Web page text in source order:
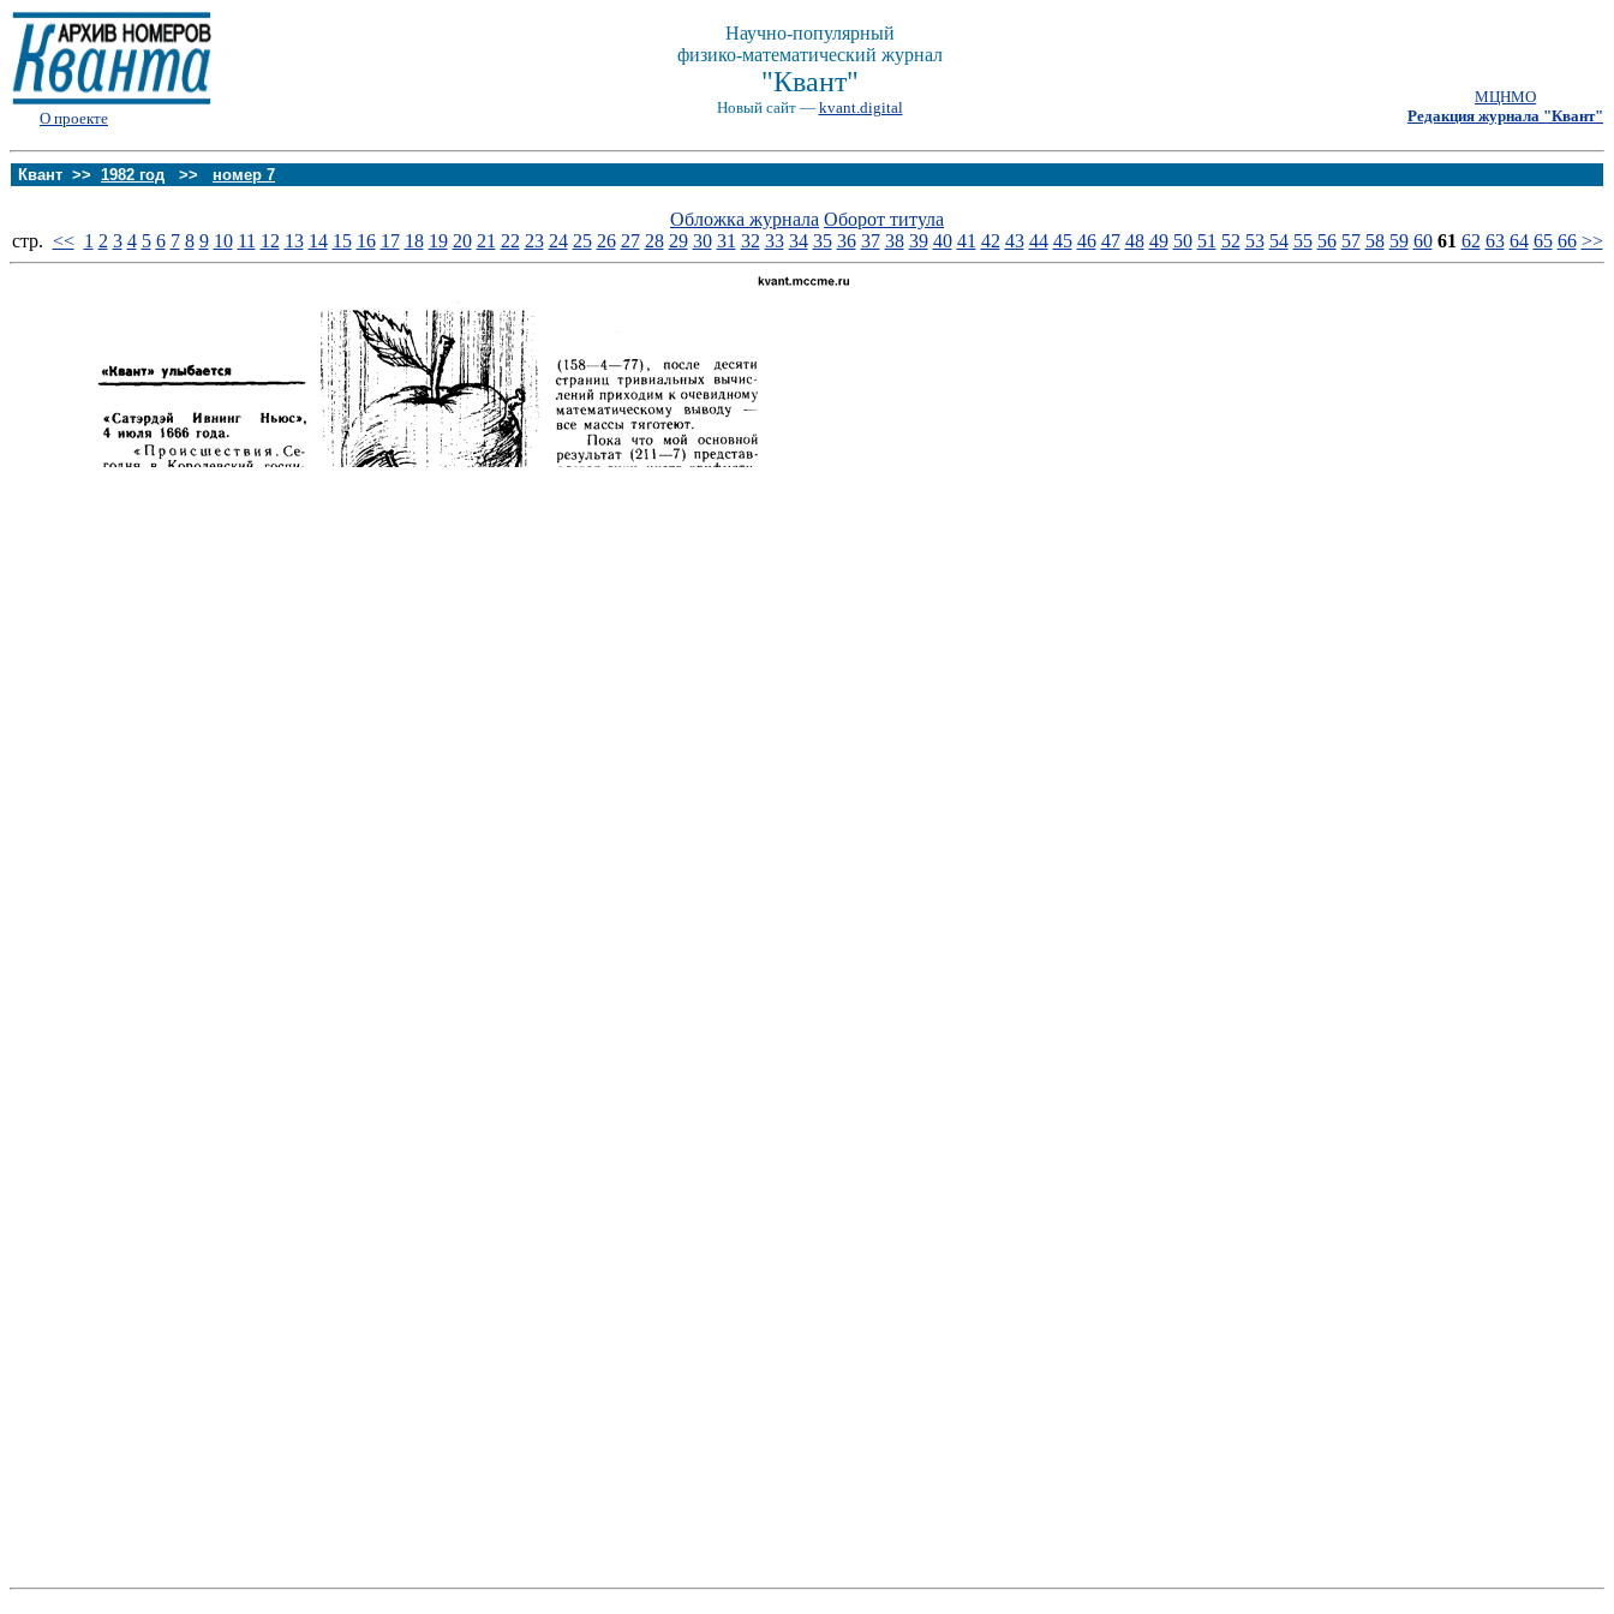
О проекте
Научно-популярный
физико-математический журнал
"Квант"
Новый сайт — kvant.digital
МЦНМО
Редакция журнала "Квант"
Квант >> 1982 год >> номер 7
Обложка журнала Оборот титула
стp. << 1 2 3 4 5 6 7 8 9 10 11 12 13 14 15 16 17 18 19 20 21 22 23 24 25 26 27 28 29 30 31 32 33 34 35 36 37 38 39 40 41 42 43 44 45 46 47 48 49 50 51 52 53 54 55 56 57 58 59 60 61 62 63 64 65 66 >>